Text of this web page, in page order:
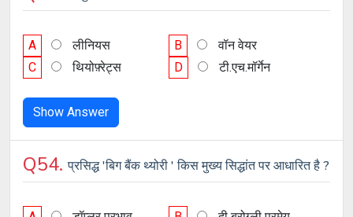
A लीनियस B
वॉन वेयर
C
थियोफ़्रेट्स D टी.एच.मॉर्गेन
Show Answer
Q54.प्रसिद्ध 'बिग बैंक थ्योरी ' किस मुख्य सिद्धांत पर आधारित है ?